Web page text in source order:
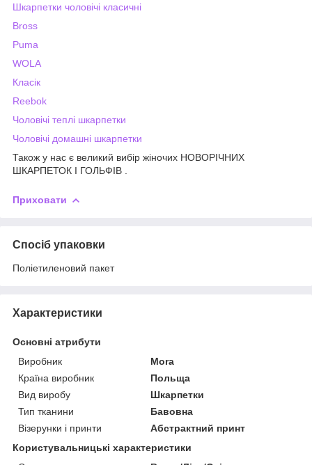
Шкарпетки чоловічі класичні
Bross
Puma
WOLA
Класік
Reebok
Чоловічі теплі шкарпетки
Чоловічі домашні шкарпетки
Також у нас є великий вибір жіночих НОВОРІЧНИХ
ШКАРПЕТОК І ГОЛЬФІВ .
Приховати
Спосіб упаковки
Поліетиленовий пакет
Характеристики
Основні атрибути
Виробник
Mora
Країна виробник
Польща
Вид виробу
Шкарпетки
Тип тканини
Бавовна
Візерунки і принти
Абстрактний принт
Користувальницькі характеристики